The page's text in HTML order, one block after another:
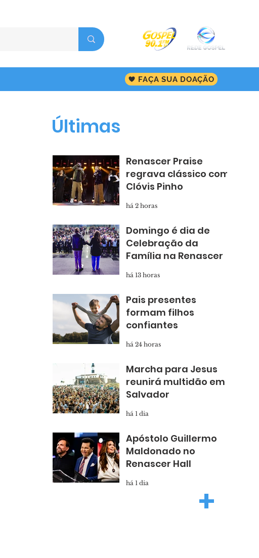
FAÇA SUA DOAÇÃO
Renascer Praise
regrava clássico com
Clóvis Pinho
há 2 horas
Domingo é dia de
Celebração da
Família na Renascer
há 13 horas
Pais presentes
formam filhos
confiantes
há 24 horas
Marcha para Jesus
reunirá multidão em
Salvador
há 1 dia
Apóstolo Guillermo
Maldonado no
Renascer Hall
há 1 dia
Últimas
+